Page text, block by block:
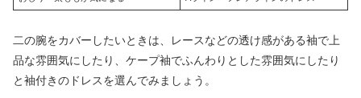
二の腕をカバーしたいときは、レースなどの透け感がある袖で上
品な雰囲気にしたり、ケープ袖でふんわりとした雰囲気にしたり
と袖付きのドレスを選んでみましょう。